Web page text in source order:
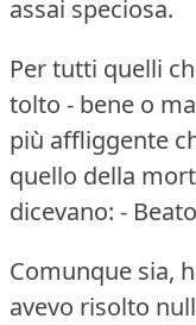
assai speciosa.
Per tutti quelli
tolto - bene o
più affliggente
quello della
dicevano: -
Comunque sia,
avevo risolto